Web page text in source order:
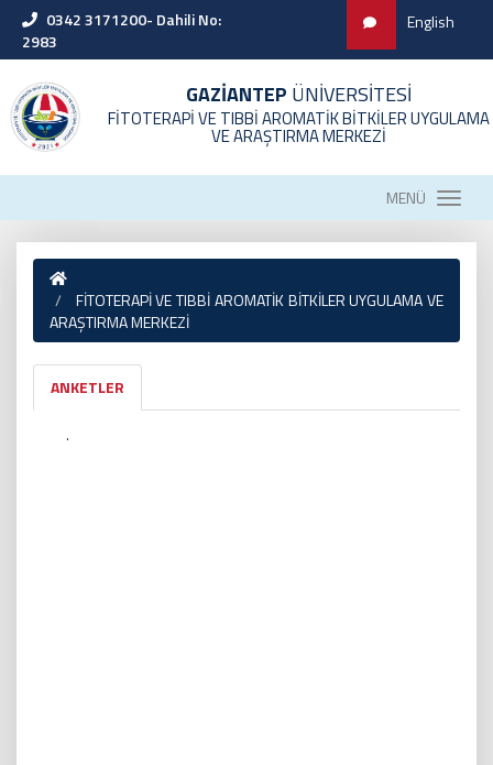
0342 3171200- Dahili No:
2983
English
GAZİANTEP ÜNİVERSİTESİ
FİTOTERAPİ VE TIBBİ AROMATİK BİTKİLER UYGULAMA
VE ARAŞTIRMA MERKEZİ
MENÜ
FİTOTERAPİ VE TIBBİ AROMATİK BİTKİLER UYGULAMA VE
ARAŞTIRMA MERKEZİ
ANKETLER
.